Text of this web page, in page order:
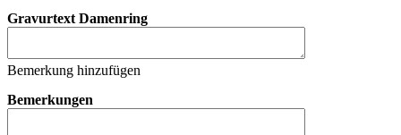
Gravurtext Damenring
Bemerkung hinzufügen
Bemerkungen